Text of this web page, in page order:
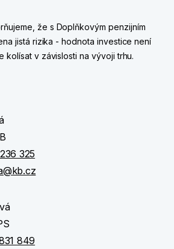
že s Doplňkovým penzijním
jistá rizika - hodnota investice není
kolísat v závislosti na vývoji trhu.
325
849